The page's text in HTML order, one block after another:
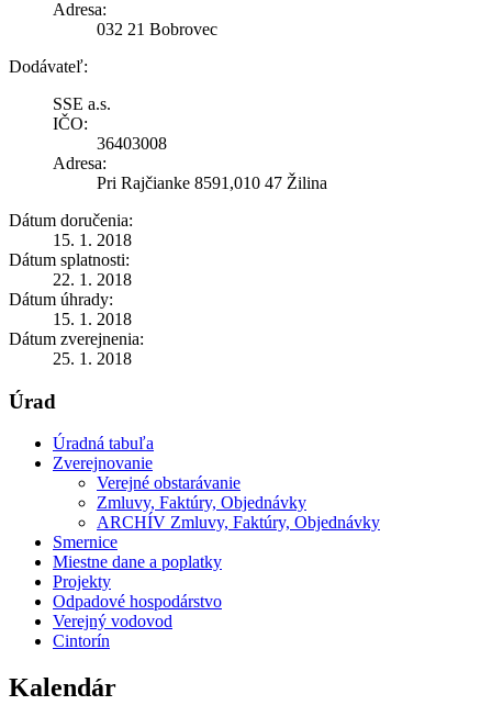
Adresa:
032 21 Bobrovec
Dodávateľ:
SSE a.s.
IČO:
36403008
Adresa:
Pri Rajčianke 8591,010 47 Žilina
Dátum doručenia:
15. 1. 2018
Dátum splatnosti:
22. 1. 2018
Dátum úhrady:
15. 1. 2018
Dátum zverejnenia:
25. 1. 2018
Úrad
Úradná tabuľa
Zverejnovanie
Verejné obstarávanie
Zmluvy, Faktúry, Objednávky
ARCHÍV Zmluvy, Faktúry, Objednávky
Smernice
Miestne dane a poplatky
Projekty
Odpadové hospodárstvo
Verejný vodovod
Cintorín
Kalendár